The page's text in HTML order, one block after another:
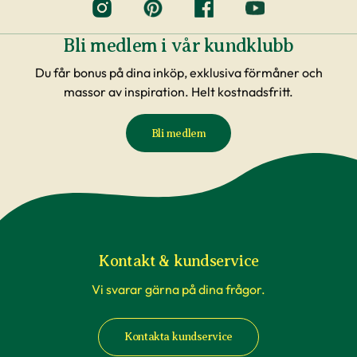
Bli medlem i vår kundklubb
Du får bonus på dina inköp, exklusiva förmåner och
massor av inspiration. Helt kostnadsfritt.
Bli medlem
Kontakt & kundservice
Vi svarar gärna på dina frågor.
Kontakta kundservice